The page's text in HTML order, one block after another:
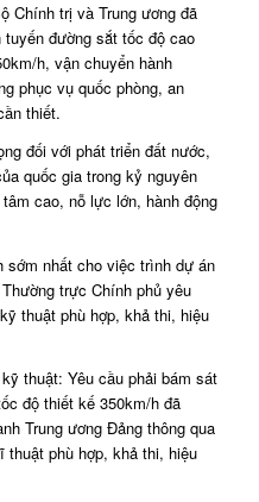
Chính trị và Trung ương đã
đường sắt tốc độ cao
h, vận chuyển hành
phục vụ quốc phòng, an
thiết.
đối với phát triển đất nước,
quốc gia trong kỷ nguyên
cao, nỗ lực lớn, hành động
sớm nhất cho việc trình dự án
trực Chính phủ yêu
thuật phù hợp, khả thi, hiệu
thuật: Yêu cầu phải bám sát
độ thiết kế 350km/h đã
Trung ương Đảng thông qua
phù hợp, khả thi, hiệu